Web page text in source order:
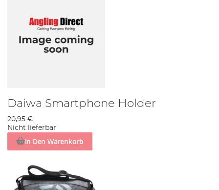
Daiwa Smartphone Holder
20,95 €
Nicht lieferbar
In Den Warenkorb